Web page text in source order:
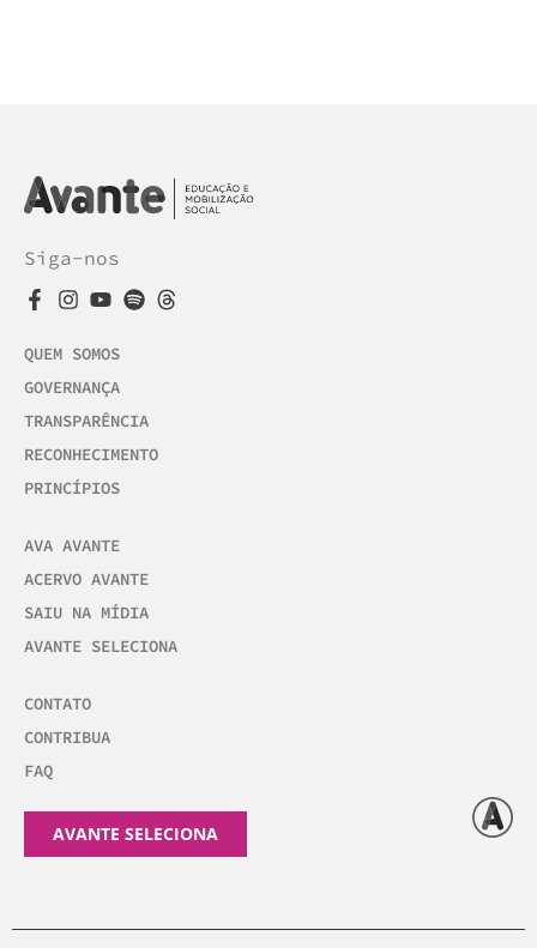
Siga-nos
QUEM SOMOS
GOVERNANÇA
TRANSPARÊNCIA
RECONHECIMENTO
PRINCÍPIOS
AVA AVANTE
ACERVO AVANTE
SAIU NA MÍDIA
AVANTE SELECIONA
CONTATO
CONTRIBUA
FAQ
AVANTE SELECIONA